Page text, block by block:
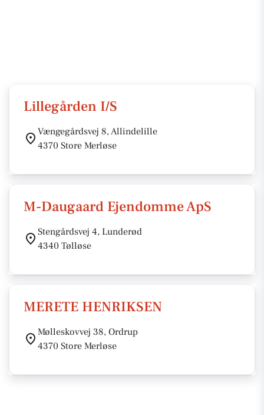
Lillegården I/S
Vængegårdsvej 8, Allindelille
4370 Store Merløse
M-Daugaard Ejendomme ApS
Stengårdsvej 4, Lunderød
4340 Tølløse
MERETE HENRIKSEN
Mølleskovvej 38, Ordrup
4370 Store Merløse